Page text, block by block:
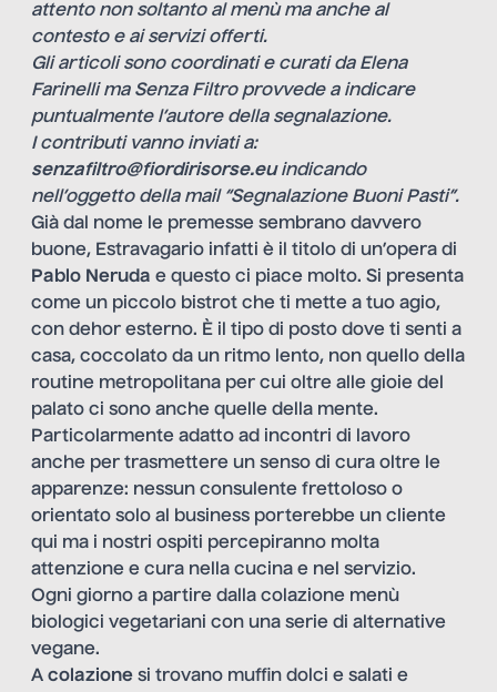
attento non soltanto al menù ma anche al
contesto e ai servizi offerti.
Gli articoli sono coordinati e curati da Elena
Farinelli ma Senza Filtro provvede a indicare
puntualmente l’autore della segnalazione.
I contributi vanno inviati a:
senzafiltro@fiordirisorse.euindicando
nell’oggetto della mail “Segnalazione Buoni Pasti”.
Già dal nome le premesse sembrano davvero
buone, Estravagario infatti è il titolo di un’opera di
Pablo Neruda e questo ci piace molto. Si presenta
come un piccolo bistrot che ti mette a tuo agio,
con dehor esterno. È il tipo di posto dove ti senti a
casa, coccolato da un ritmo lento, non quello della
routine metropolitana per cui oltre alle gioie del
palato ci sono anche quelle della mente.
Particolarmente adatto ad incontri di lavoro
anche per trasmettere un senso di cura oltre le
apparenze: nessun consulente frettoloso o
orientato solo al business porterebbe un cliente
qui ma i nostri ospiti percepiranno molta
attenzione e cura nella cucina e nel servizio.
Ogni giorno a partire dalla colazione menù
biologici vegetariani con una serie di alternative
vegane.
A colazione si trovano muffin dolci e salati e